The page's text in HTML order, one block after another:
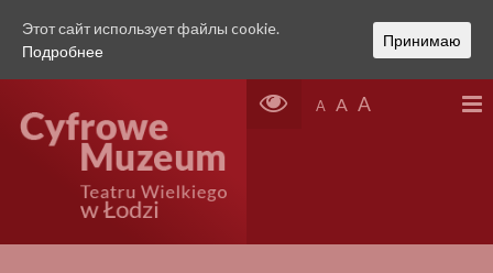
A A A
Этот сайт использует файлы cookie.
Подробнее
Принимаю